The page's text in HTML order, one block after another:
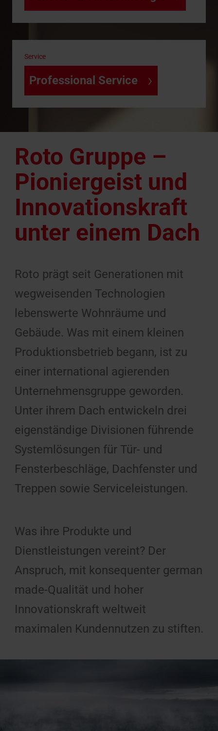
Service
Professional Service ›
Roto Gruppe –
Pioniergeist und
Innovations­kraft
unter einem Dach
Roto prägt seit Generationen mit
wegweisenden Technologien
lebenswerte Wohnräume und
Gebäude. Was mit einem kleinen
Produktionsbetrieb begann, ist zu
einer international agierenden
Unternehmens­gruppe geworden.
Unter ihrem Dach entwickeln drei
eigenständige Divisionen führende
Systemlösungen für Tür- und
Fenster­beschläge, Dachfenster und
Treppen sowie Service­leistungen.
Was ihre Produkte und
Dienstleistungen vereint? Der
Anspruch, mit konsequenter german
made-Qualität und hoher
Innovationskraft weltweit
maximalen Kundennutzen zu stiften.